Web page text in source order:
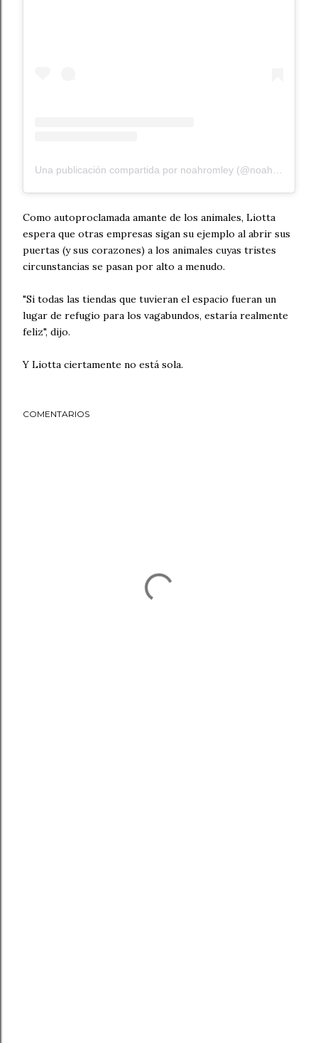
Una publicación compartida por noahromley (@noahromley)
Como autoproclamada amante de los animales, Liotta
espera que otras empresas sigan su ejemplo al abrir sus
puertas (y sus corazones) a los animales cuyas tristes
circunstancias se pasan por alto a menudo.
"Si todas las tiendas que tuvieran el espacio fueran un
lugar de refugio para los vagabundos, estaría realmente
feliz", dijo.
Y Liotta ciertamente no está sola.
COMENTARIOS